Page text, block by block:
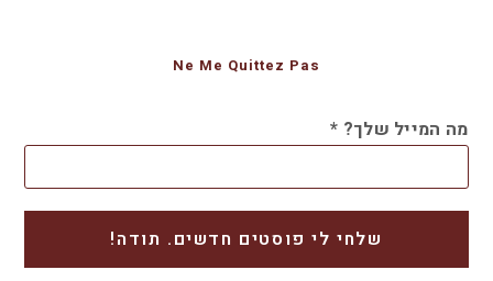
Ne Me Quittez Pas
מה המייל שלך? *